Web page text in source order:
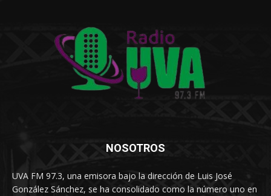
NOSOTROS
UVA FM 97.3, una emisora bajo la dirección de Luis José
González Sánchez, se ha consolidado como la número uno en